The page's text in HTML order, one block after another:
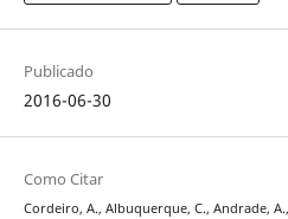
Publicado
2016-06-30
Como Citar
Cordeiro, A., Albuquerque, C., Andrade,